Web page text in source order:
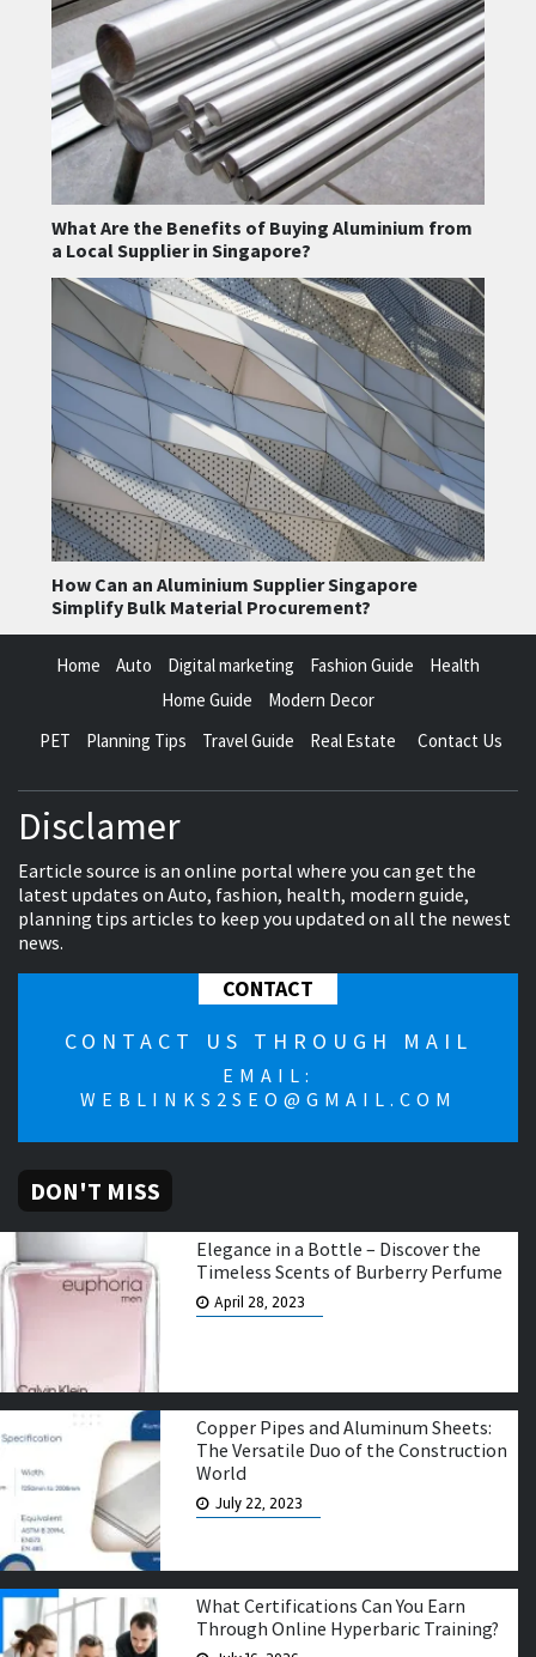
What Are the Benefits of Buying Aluminium from
a Local Supplier in Singapore?
How Can an Aluminium Supplier Singapore
Simplify Bulk Material Procurement?
Home Auto Digital marketing Fashion Guide
Health
Home Guide
Modern Decor
PET
Planning Tips Travel Guide Real Estate Contact Us
Disclamer
Earticle source is an online portal where you can get the
latest updates on Auto, fashion, health, modern guide,
planning tips articles to keep you updated on all the newest
news.
CONTACT
CONTACT US THROUGH MAIL
EMAIL:
WEBLINKS2SEO@GMAIL.COM
DON'T MISS
Elegance in a Bottle – Discover the
Timeless Scents of Burberry Perfume
April 28, 2023
Copper Pipes and Aluminum Sheets:
The Versatile Duo of the Construction
World
July 22, 2023
What Certifications Can You Earn
Through Online Hyperbaric Training?